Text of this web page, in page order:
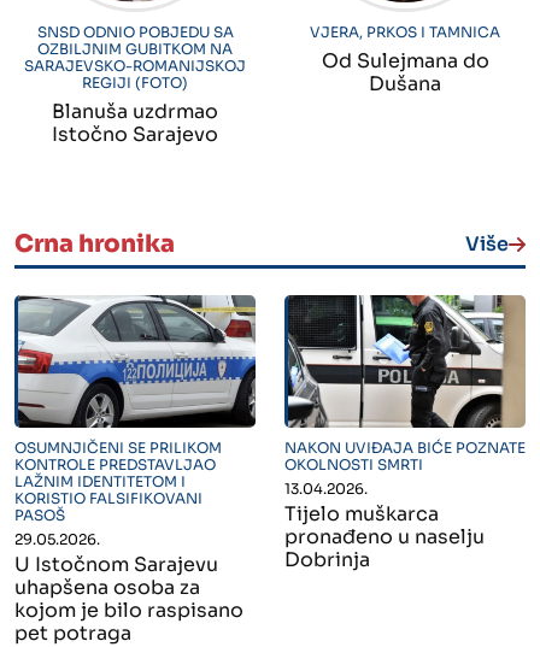
" alt="">
SNSD ODNIO POBJEDU SA
OZBILJNIM GUBITKOM NA
SARAJEVSKO-ROMANIJSKOJ
REGIJI (FOTO)
Blanuša uzdrmao
Istočno Sarajevo
" alt="">
VJERA, PRKOS I TAMNICA
Od Sulejmana do
Dušana
Crna hronika Više
" alt="">
OSUMNJIČENI SE PRILIKOM
KONTROLE PREDSTAVLJAO
LAŽNIM IDENTITETOM I
KORISTIO FALSIFIKOVANI
PASOŠ
29.05.2026.
U Istočnom Sarajevu
uhapšena osoba za
kojom je bilo raspisano
pet potraga
" alt="">
NAKON UVIĐAJA BIĆE POZNATE
OKOLNOSTI SMRTI
13.04.2026.
Tijelo muškarca
pronađeno u naselju
Dobrinja